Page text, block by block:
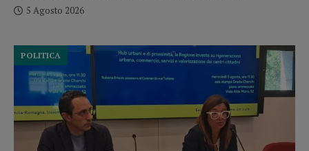
5 Agosto 2026
POLITICA